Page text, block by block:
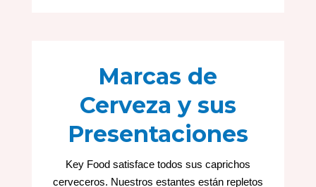
Marcas de
Cerveza y sus
Presentaciones
Key Food satisface todos sus caprichos
cerveceros. Nuestros estantes están repletos